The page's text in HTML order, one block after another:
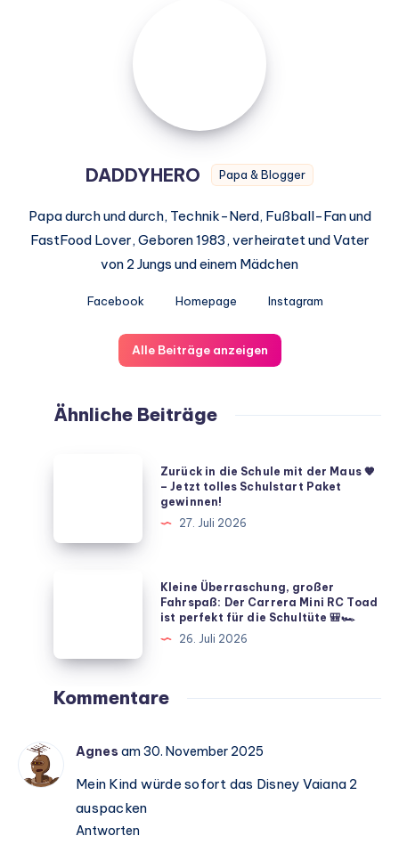
DADDYHERO Papa & Blogger
Papa durch und durch, Technik-Nerd, Fußball-Fan und
FastFood Lover, Geboren 1983, verheiratet und Vater
von 2 Jungs und einem Mädchen
Facebook Homepage Instagram
Alle Beiträge anzeigen
Ähnliche Beiträge
mit
Jetzt
Schulstart
gewinnen!
Zurück in die Schule mit der Maus 🧡
– Jetzt tolles Schulstart Paket
gewinnen!
27. Juli 2026
Der
Carrera
Toad
ist
perfekt
Kleine Überraschung, großer
Fahrspaß: Der Carrera Mini RC Toad
ist perfekt für die Schultüte 🎒🏎️
26. Juli 2026
Kommentare
Agnes am 30. November 2025
Mein Kind würde sofort das Disney Vaiana 2
auspacken
Antworten